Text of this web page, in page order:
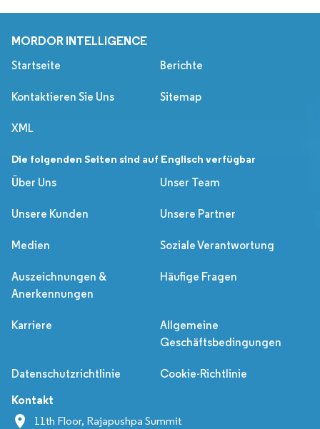
MORDOR INTELLIGENCE
Startseite Berichte
Kontaktieren Sie Uns Sitemap
XML
Die folgenden Seiten sind auf Englisch verfügbar
Über Uns
Unser Team
Unsere Kunden Unsere Partner
Medien Soziale Verantwortung
Auszeichnungen &
Anerkennungen
Häufige Fragen
Karriere
Allgemeine
Geschäftsbedingungen
Datenschutzrichtlinie Cookie-Richtlinie
Kontakt
11th Floor, Rajapushpa Summit